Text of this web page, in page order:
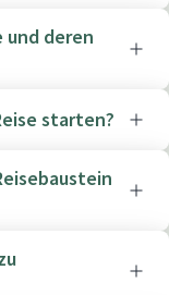
und deren
starten?